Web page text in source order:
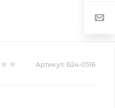
Артикул: Б24-0516